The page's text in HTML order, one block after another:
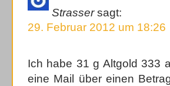
Strasser sagt:
29. Februar 2012 um 18:26
Ich habe 31 g Altgold 333
eine Mail über einen